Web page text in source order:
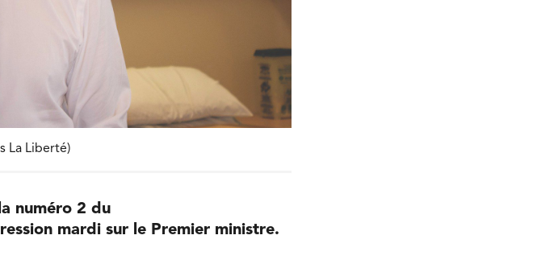
La Liberté)
numéro 2 du
mardi sur le Premier ministre.